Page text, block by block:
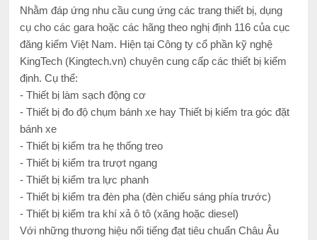
Nhằm đáp ứng nhu cầu cung ứng các trang thiết bị, dụng
cụ cho các gara hoặc các hãng theo nghị định 116 của cục
đăng kiểm Việt Nam. Hiện tại Công ty cổ phần kỹ nghệ
KingTech (Kingtech.vn) chuyên cung cấp các thiết bị kiểm
định. Cụ thể:
- Thiết bị làm sạch động cơ
- Thiết bị đo độ chụm bánh xe hay Thiết bị kiểm tra góc đặt
bánh xe
- Thiết bị kiểm tra hẹ thống treo
- Thiết bị kiểm tra trượt ngang
- Thiết bị kiểm tra lực phanh
- Thiết bị kiểm tra đèn pha (đèn chiếu sáng phía trước)
- Thiết bị kiểm tra khí xả ô tô (xăng hoặc diesel)
Với những thương hiệu nổi tiếng đạt tiêu chuẩn Châu Âu